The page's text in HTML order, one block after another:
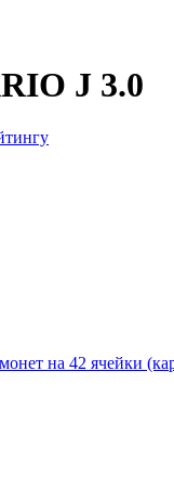
J 3.0
на 42 ячейки